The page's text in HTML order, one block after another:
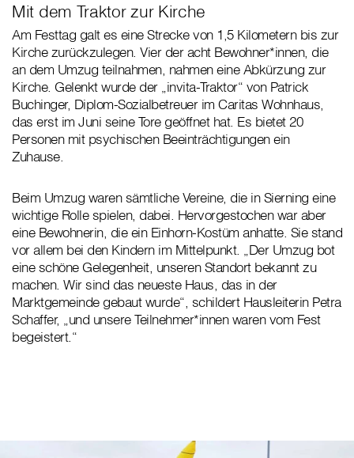
Mit dem Traktor zur Kirche
Am Festtag galt es eine Strecke von 1,5 Kilometern bis zur
Kirche zurückzulegen. Vier der acht Bewohner*innen, die
an dem Umzug teilnahmen, nahmen eine Abkürzung zur
Kirche. Gelenkt wurde der „invita-Traktor“ von Patrick
Buchinger, Diplom-Sozialbetreuer im Caritas Wohnhaus,
das erst im Juni seine Tore geöffnet hat. Es bietet 20
Personen mit psychischen Beeinträchtigungen ein
Zuhause.
Beim Umzug waren sämtliche Vereine, die in Sierning eine
wichtige Rolle spielen, dabei. Hervorgestochen war aber
eine Bewohnerin, die ein Einhorn-Kostüm anhatte. Sie stand
vor allem bei den Kindern im Mittelpunkt. „Der Umzug bot
eine schöne Gelegenheit, unseren Standort bekannt zu
machen. Wir sind das neueste Haus, das in der
Marktgemeinde gebaut wurde“, schildert Hausleiterin Petra
Schaffer, „und unsere Teilnehmer*innen waren vom Fest
begeistert.“